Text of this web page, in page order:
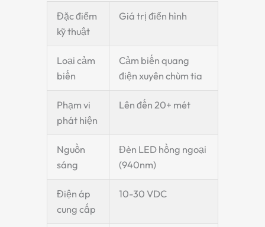
Đặc điểm
kỹ thuật
Giá trị điển hình
Loại cảm
biến
Cảm biến quang
điện xuyên chùm tia
Phạm vi
phát hiện
Lên đến 20+ mét
Nguồn
sáng
Đèn LED hồng ngoại
(940nm)
Điện áp
cung cấp
10-30 VDC